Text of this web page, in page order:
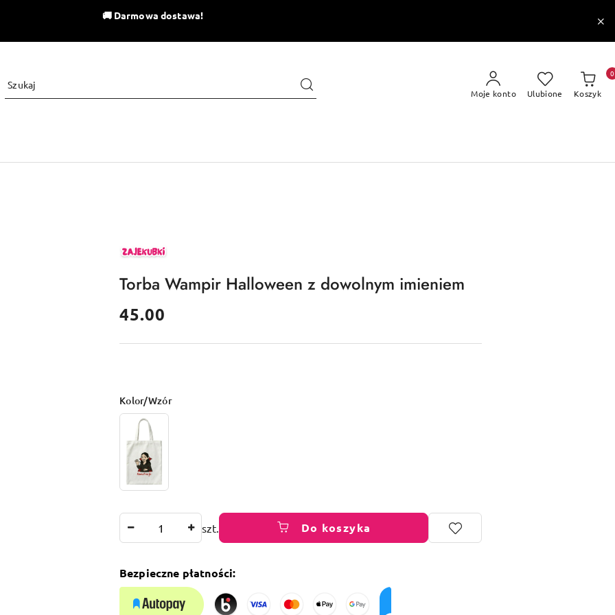
🚚 Darmowa dostawa!
Moje konto Ulubione Koszyk
0
ZAJEKUBKI
Torba Wampir Halloween z dowolnym imieniem
cena:
45.00
Wariant
Kolor/Wzór
szt. Do koszyka
Bezpieczne płatności: